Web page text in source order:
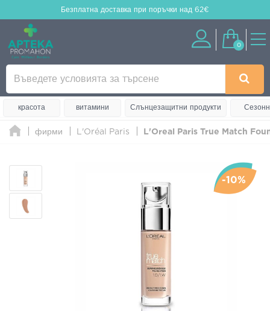
Безплатна доставка при поръчки над 62€
0
красота витамини Слънцезащитни продукти
фирми L'Oréal Paris L'Oreal Paris True Match
-10%